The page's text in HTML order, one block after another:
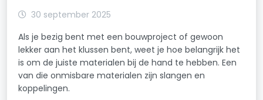
30 september 2025
Als je bezig bent met een bouwproject of gewoon
lekker aan het klussen bent, weet je hoe belangrijk het
is om de juiste materialen bij de hand te hebben. Een
van die onmisbare materialen zijn slangen en
koppelingen.